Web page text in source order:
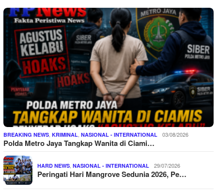
BREAKING NEWS KRIMINAL NASIONAL - INTERNATIONAL 03/08/2026
Polda Metro Jaya Tangkap Wanita di Ciami…
HARD NEWS NASIONAL - INTERNATIONAL 29/07/2026
Peringati Hari Mangrove Sedunia 2026, Pe…